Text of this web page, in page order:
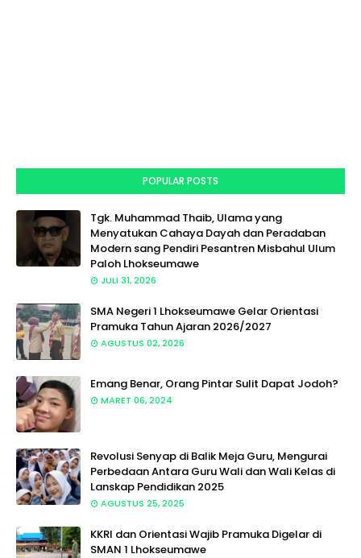
POPULAR POSTS
Tgk. Muhammad Thaib, Ulama yang
Menyatukan Cahaya Dayah dan Peradaban
Modern sang Pendiri Pesantren Misbahul Ulum
Paloh Lhokseumawe
JULI 31, 2026
SMA Negeri 1 Lhokseumawe Gelar Orientasi
Pramuka Tahun Ajaran 2026/2027
AGUSTUS 02, 2026
Emang Benar, Orang Pintar Sulit Dapat Jodoh?
MARET 06, 2024
Revolusi Senyap di Balik Meja Guru, Mengurai
Perbedaan Antara Guru Wali dan Wali Kelas di
Lanskap Pendidikan 2025
AGUSTUS 25, 2025
KKRI dan Orientasi Wajib Pramuka Digelar di
SMAN 1 Lhokseumawe